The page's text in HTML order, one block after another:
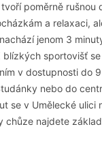
poměrně
a relaxaci,
jenom 3
blízkých sportovišť
v dostupnosti do
nebo do
se v Umělecké ulici
chůze najdete